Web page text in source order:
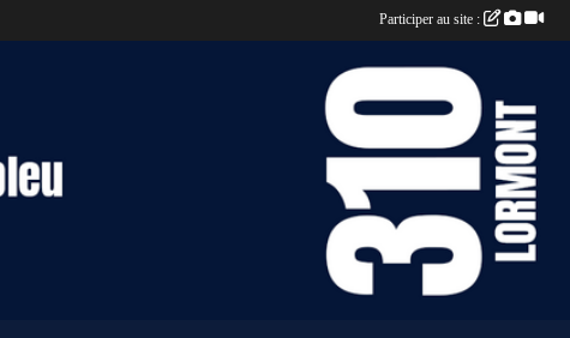
Participer au site :